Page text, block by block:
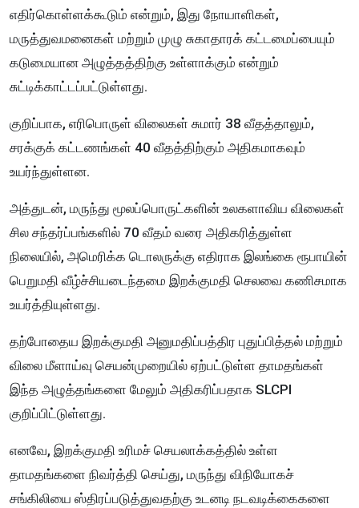
எதிர்கொள்ளக்கூடும் என்றும், இது நோயாளிகள்,
மருத்துவமனைகள் மற்றும் முழு சுகாதாரக் கட்டமைப்பையும்
கடுமையான அழுத்தத்திற்கு உள்ளாக்கும் என்றும்
சுட்டிக்காட்டப்பட்டுள்ளது.
குறிப்பாக, எரிபொருள் விலைகள் சுமார் 38 வீதத்தாலும்,
சரக்குக் கட்டணங்கள் 40 வீதத்திற்கும் அதிகமாகவும்
உயர்ந்துள்ளன.
அத்துடன், மருந்து மூலப்பொருட்களின் உலகளாவிய விலைகள்
சில சந்தர்ப்பங்களில் 70 வீதம் வரை அதிகரித்துள்ள
நிலையில், அமெரிக்க டொலருக்கு எதிராக இலங்கை ரூபாயின்
பெறுமதி வீழ்ச்சியடைந்தமை இறக்குமதி செலவை கணிசமாக
உயர்த்தியுள்ளது.
தற்போதைய இறக்குமதி அனுமதிப்பத்திர புதுப்பித்தல் மற்றும்
விலை மீளாய்வு செயன்முறையில் ஏற்பட்டுள்ள தாமதங்கள்
இந்த அழுத்தங்களை மேலும் அதிகரிப்பதாக SLCPI
குறிப்பிட்டுள்ளது.
எனவே, இறக்குமதி உரிமச் செயலாக்கத்தில் உள்ள
தாமதங்களை நிவர்த்தி செய்து, மருந்து விநியோகச்
சங்கிலியை ஸ்திரப்படுத்துவதற்கு உடனடி நடவடிக்கைகளை